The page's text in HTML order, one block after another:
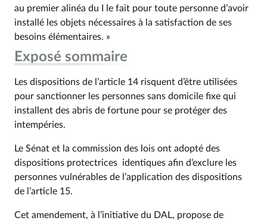
au premier alinéa du I le fait pour toute personne d’avoir
installé les objets nécessaires à la satisfaction de ses
besoins élémentaires. »
Exposé sommaire
Les dispositions de l’article 14 risquent d’être utilisées
pour sanctionner les personnes sans domicile fixe qui
installent des abris de fortune pour se protéger des
intempéries.
Le Sénat et la commission des lois ont adopté des
dispositions protectrices identiques afin d’exclure les
personnes vulnérables de l’application des dispositions
de l’article 15.
Cet amendement, à l’initiative du DAL, propose de